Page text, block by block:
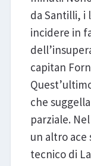
da Santilli, i
incidere in
capitan
che
parziale.
un altro ace
tecnico di